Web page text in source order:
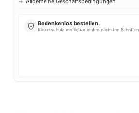
➜
Bedenkenlos bestellen.
Käuferschutz verfügbar in den nächsten Schritten